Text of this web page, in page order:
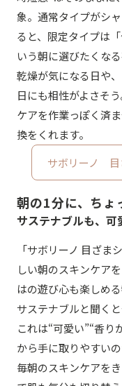
象。通常タイプがシ
ると、限定タイプは
いう朝に選びたくなる
乾燥が気になる日や
日にも相性がよさそ
ケアを作業っぽく済
換をくれます。
サボリーノ 目
朝の1分に、ちょ
サステナブルも、
「サボリーノ 目ざま
しい朝のスキンケア
はの遊び心も楽しめ
サステナブルと聞く
これは“可愛い”“香り
から手に取りやすいの
毎朝のスキンケアを